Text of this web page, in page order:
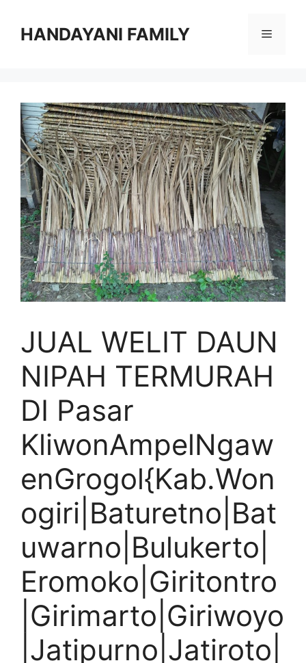
HANDAYANI FAMILY Menu
JUAL WELIT DAUN
NIPAH TERMURAH
DI Pasar
KliwonAmpelNgaw
enGrogol{Kab.Won
ogiri|Baturetno|Bat
uwarno|Bulukerto|
Eromoko|Giritontro
|Girimarto|Giriwoyo
|Jatipurno|Jatiroto|